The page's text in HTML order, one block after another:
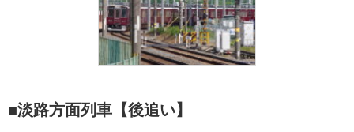
■淡路方面列車【後追い】